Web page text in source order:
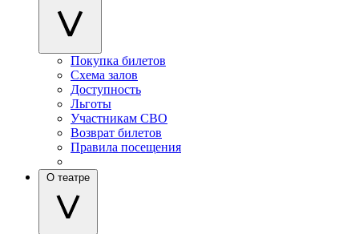
Покупка билетов
Схема залов
Доступность
Льготы
Участникам СВО
Возврат билетов
Правила посещения
О театре